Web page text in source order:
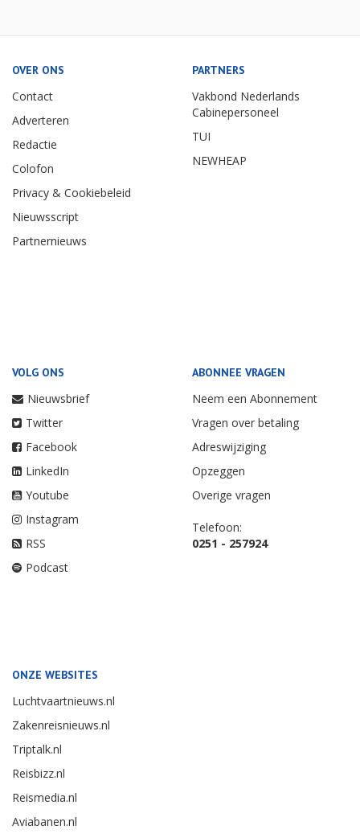
OVER ONS
Contact
Adverteren
Redactie
Colofon
Privacy & Cookiebeleid
Nieuwsscript
Partnernieuws
PARTNERS
Vakbond Nederlands
Cabinepersoneel
TUI
NEWHEAP
VOLG ONS
Nieuwsbrief
Twitter
Facebook
LinkedIn
Youtube
Instagram
RSS
Podcast
ABONNEE VRAGEN
Neem een Abonnement
Vragen over betaling
Adreswijziging
Opzeggen
Overige vragen
Telefoon:
0251 - 257924
ONZE WEBSITES
Luchtvaartnieuws.nl
Zakenreisnieuws.nl
Triptalk.nl
Reisbizz.nl
Reismedia.nl
Aviabanen.nl